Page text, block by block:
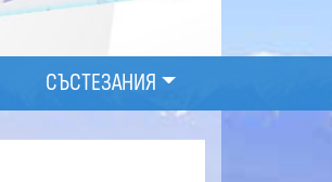
СЪСТЕЗАНИЯ